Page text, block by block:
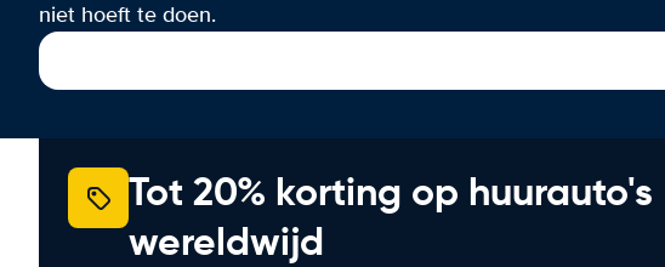
niet hoeft te doen.
Tot 20% korting op huurauto's
wereldwijd